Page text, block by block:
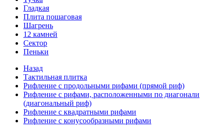
Гладкая
Плита пошаговая
Шагрень
12 камней
Сектор
Пеньки
Назад
Тактильная плитка
Рифление с продольными рифами (прямой риф)
Рифление с рифами, расположенными по диагонали
(диагональный риф)
Рифление с квадратными рифами
Рифление с конусообразными рифами